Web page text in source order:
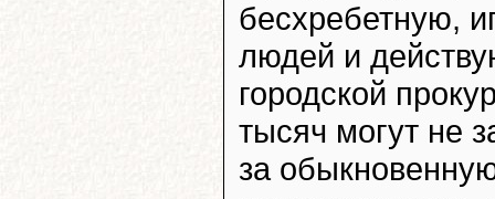
бесхребетную,
людей и
городской
тысяч могут не
за